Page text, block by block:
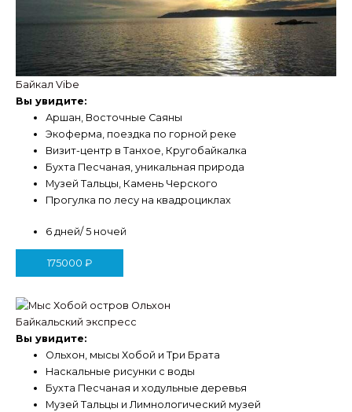
Байкал Vibe
Вы увидите:
Аршан, Восточные Саяны
Экоферма, поездка по горной реке
Визит-центр в Танхое, Кругобайкалка
Бухта Песчаная, уникальная природа
Музей Тальцы, Камень Черского
Прогулка по лесу на квадроциклах
6 дней/ 5 ночей
175000 ₽
Байкальский экспресс
Вы увидите:
Ольхон, мысы Хобой и Три Брата
Наскальные рисунки с воды
Бухта Песчаная и ходульные деревья
Музей Тальцы и Лимнологический музей